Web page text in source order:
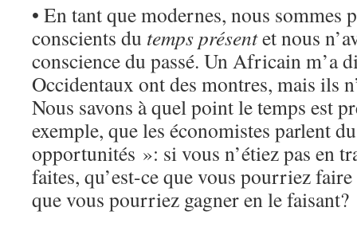
• En tant que modernes, nous sommes
conscients du temps présentet nous
conscience du passé. Un Africain m’a
Occidentaux ont des montres, mais ils
Nous savons à quel point le temps est
exemple, que les économistes parlent
opportunités »: si vous n’étiez pas en
faites, qu’est-ce que vous pourriez
que vous pourriez gagner en le faisant?